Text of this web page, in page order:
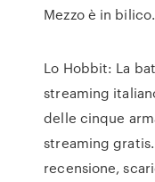
Mezzo è in bilico.
Lo Hobbit: La
streaming
delle cinque
streaming
recensione,